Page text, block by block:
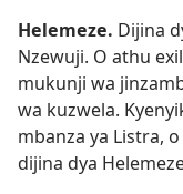
Helemeze. Dijina
Nzewuji. O athu
mukunji wa
wa kuzwela.
mbanza ya Listra,
dijina dya